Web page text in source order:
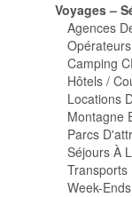
Voyages –
Agences
Opérateurs
Camping
Hôtels /
Locations
Montagne
Parcs
Séjours À
Transports
Week-